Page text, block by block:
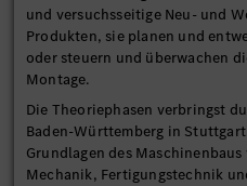
und versuchsseitige Neu- und
Produkten, sie planen und
oder steuern und überwachen
Montage.
Die Theoriephasen verbringst
Baden-Württemberg in
Grundlagen des
Mechanik, Fertigungstechnik